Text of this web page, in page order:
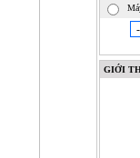
GIỚI